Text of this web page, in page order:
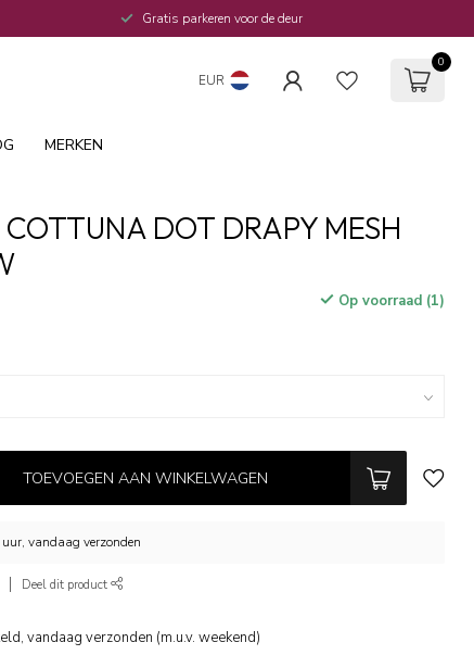
Gratis parkeren voor de deur
EUR
0
MERKEN
DOT DRAPY MESH
Op voorraad (1)
TOEVOEGEN AAN WINKELWAGEN
vandaag verzonden
Deel dit product
vandaag verzonden (m.u.v. weekend)